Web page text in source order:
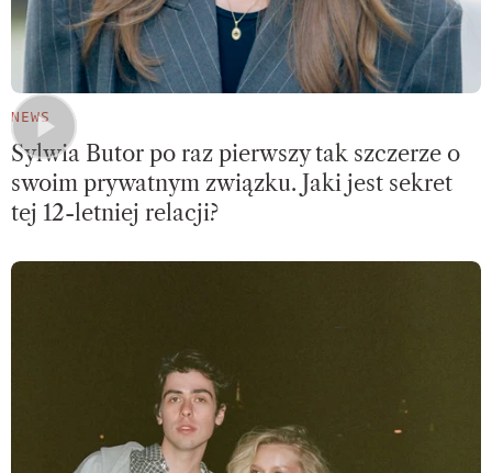
NEWS
Sylwia Butor po raz pierwszy tak szczerze o
swoim prywatnym związku. Jaki jest sekret
tej 12-letniej relacji?